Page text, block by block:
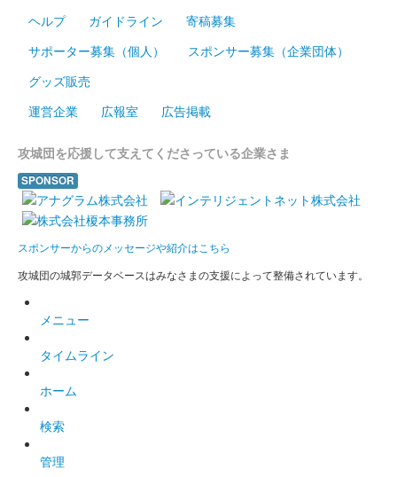
ヘルプ
ガイドライン
寄稿募集
サポーター募集（個人）
スポンサー募集（企業団体）
グッズ販売
運営企業
広報室 広告掲載
攻城団を応援して支えてくださっている企業さま
SPONSOR
スポンサーからのメッセージや紹介はこちら
攻城団の城郭データベースはみなさまの支援によって整備されています。
メニュー
タイムライン
ホーム
検索
管理